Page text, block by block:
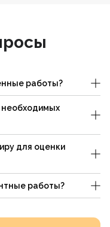
работы?
необходимых
для оценки
работы?